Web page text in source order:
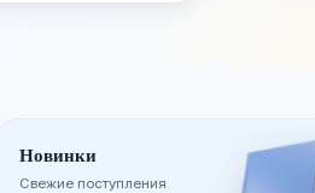
Новинки
Свежие поступления